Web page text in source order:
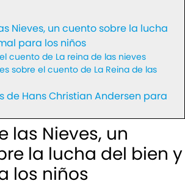
Nieves, un cuento sobre la lucha
para los niños
cuento de La reina de las nieves
sobre el cuento de La Reina de las
de Hans Christian Andersen para
las Nieves, un
la lucha del bien y
los niños